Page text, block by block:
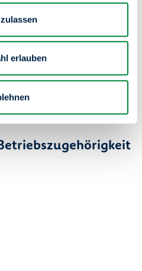
erlauben
AG) pro
in 2024